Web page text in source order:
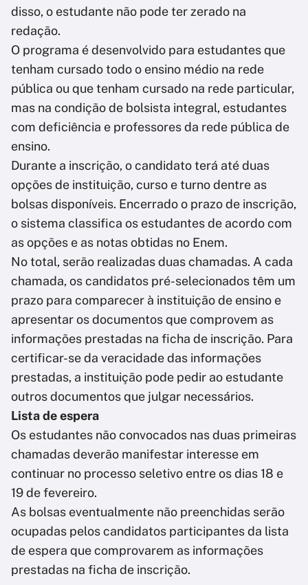
disso, o estudante não pode ter zerado na
redação.
O programa é desenvolvido para estudantes que
tenham cursado todo o ensino médio na rede
pública ou que tenham cursado na rede particular,
mas na condição de bolsista integral, estudantes
com deficiência e professores da rede pública de
ensino.
Durante a inscrição, o candidato terá até duas
opções de instituição, curso e turno dentre as
bolsas disponíveis. Encerrado o prazo de inscrição,
o sistema classifica os estudantes de acordo com
as opções e as notas obtidas no Enem.
No total, serão realizadas duas chamadas. A cada
chamada, os candidatos pré-selecionados têm um
prazo para comparecer à instituição de ensino e
apresentar os documentos que comprovem as
informações prestadas na ficha de inscrição. Para
certificar-se da veracidade das informações
prestadas, a instituição pode pedir ao estudante
outros documentos que julgar necessários.
Lista de espera
Os estudantes não convocados nas duas primeiras
chamadas deverão manifestar interesse em
continuar no processo seletivo entre os dias 18 e
19 de fevereiro.
As bolsas eventualmente não preenchidas serão
ocupadas pelos candidatos participantes da lista
de espera que comprovarem as informações
prestadas na ficha de inscrição.